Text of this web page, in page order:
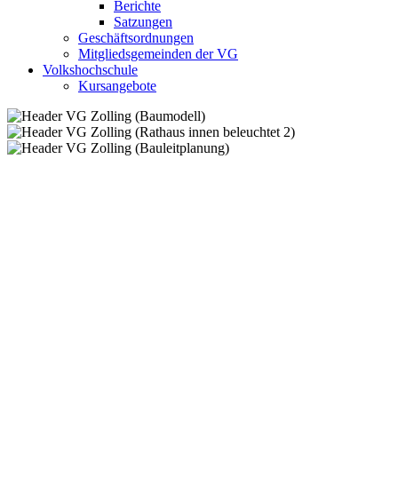
Berichte
Satzungen
Geschäftsordnungen
Mitgliedsgemeinden der VG
Volkshochschule
Kursangebote